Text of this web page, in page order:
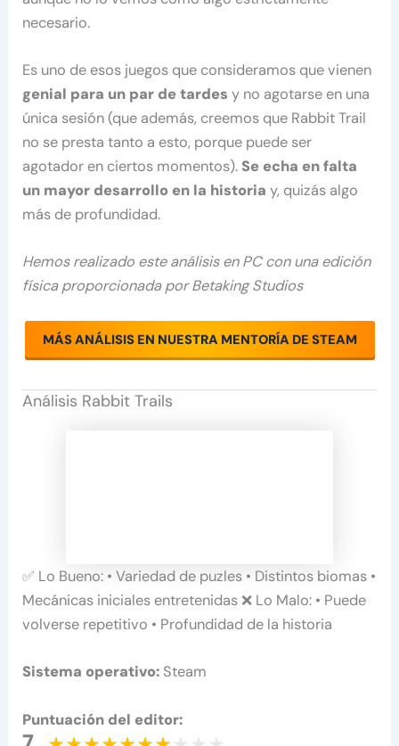
necesario.
Es uno de esos juegos que consideramos que vienen
genial para un par de tardes y no agotarse en una
única sesión (que además, creemos que Rabbit Trail
no se presta tanto a esto, porque puede ser
agotador en ciertos momentos). Se echa en falta
un mayor desarrollo en la historia y, quizás algo
más de profundidad.
Hemos realizado este análisis en PC con una edición
física proporcionada por Betaking Studios
MÁS ANÁLISIS EN NUESTRA MENTORÍA DE STEAM
Análisis Rabbit Trails
✅ Lo Bueno: • Variedad de puzles • Distintos biomas •
Mecánicas iniciales entretenidas ❌ Lo Malo: • Puede
volverse repetitivo • Profundidad de la historia
Sistema operativo: Steam
Puntuación del editor: